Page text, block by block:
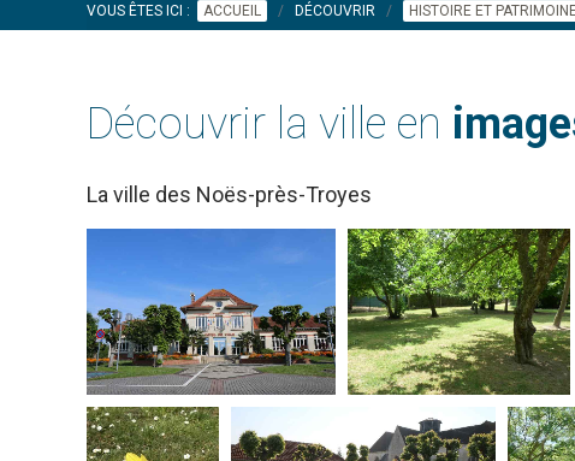
VOUS ÊTES ICI : ACCUEIL DÉCOUVRIR HISTOIRE ET
Découvrir la ville en
La ville des Noës-près-Troyes